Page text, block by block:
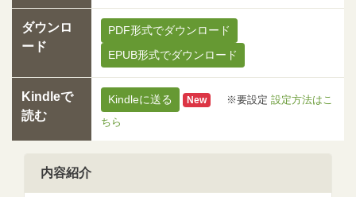
ダウンロ
ード
PDF形式でダウンロード
EPUB形式でダウンロード
Kindleで
読む
Kindleに送る New ※要設定 設定方法はこ
ちら
内容紹介